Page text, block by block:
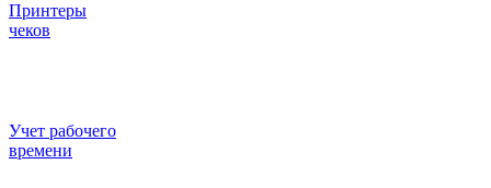
Принтеры
чеков
Учет рабочего
времени